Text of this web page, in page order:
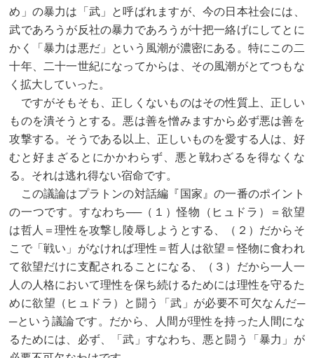
め」の暴力は「武」と呼ばれますが、今の日本社会には、
武であろうが反社の暴力であろうが十把一絡げにしてとに
かく「暴力は悪だ」という風潮が濃密にある。特にこの二
十年、二十一世紀になってからは、その風潮がとてつもな
く拡大していった。
ですがそもそも、正しくないものはその性質上、正しい
ものを潰そうとする。悪は善を憎みますから必ず悪は善を
攻撃する。そうである以上、正しいものを愛する人は、好
むと好まざるとにかかわらず、悪と戦わざるを得なくな
る。それは逃れ得ない宿命です。
この議論はプラトンの対話編『国家』の一番のポイント
の一つです。すなわち──（１）怪物（ヒュドラ）＝欲望
は哲人＝理性を攻撃し陵辱しようとする、（２）だからそ
こで「戦い」がなければ理性＝哲人は欲望＝怪物に食われ
て欲望だけに支配されることになる、（３）だから一人一
人の人格において理性を保ち続けるためには理性を守るた
めに欲望（ヒュドラ）と闘う「武」が必要不可欠なんだ─
─という議論です。だから、人間が理性を持った人間にな
るためには、必ず、「武」すなわち、悪と闘う「暴力」が